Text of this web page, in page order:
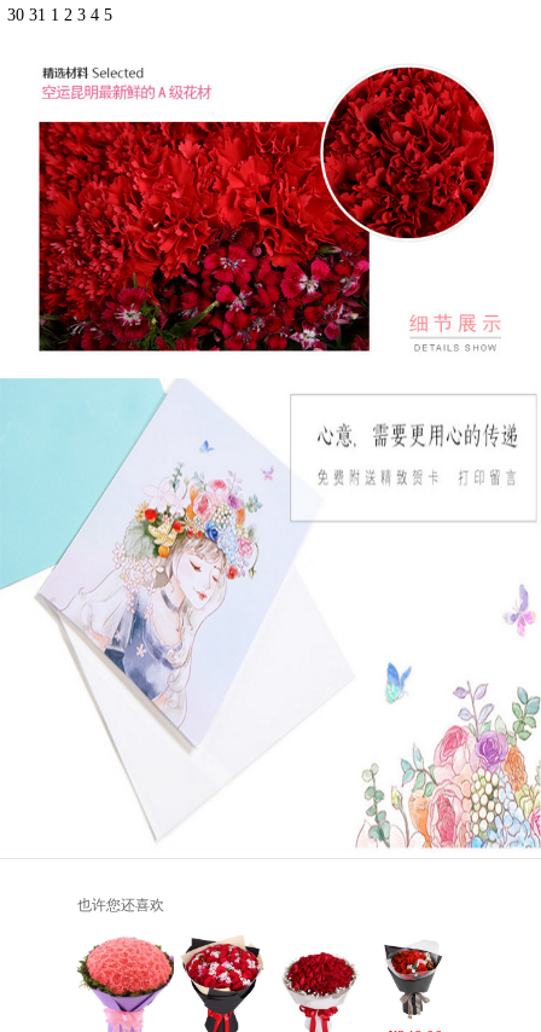
30 31 1 2 3 4 5
也许您还喜欢